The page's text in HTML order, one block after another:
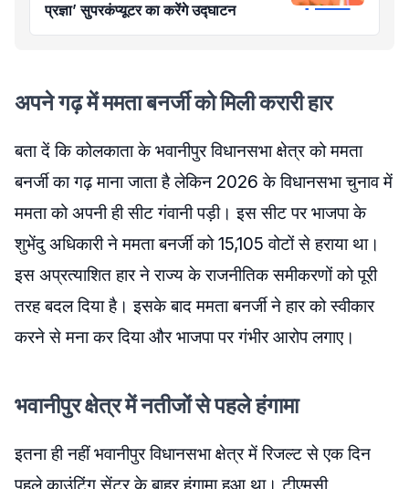
प्रज्ञा’ सुपरकंप्यूटर का करेंगे उद्घाटन
अपने गढ़ में ममता बनर्जी को मिली करारी हार
बता दें कि कोलकाता के भवानीपुर विधानसभा क्षेत्र को ममता
बनर्जी का गढ़ माना जाता है लेकिन 2026 के विधानसभा चुनाव में
ममता को अपनी ही सीट गंवानी पड़ी। इस सीट पर भाजपा के
शुभेंदु अधिकारी ने ममता बनर्जी को 15,105 वोटों से हराया था।
इस अप्रत्याशित हार ने राज्य के राजनीतिक समीकरणों को पूरी
तरह बदल दिया है। इसके बाद ममता बनर्जी ने हार को स्वीकार
करने से मना कर दिया और भाजपा पर गंभीर आरोप लगाए।
भवानीपुर क्षेत्र में नतीजों से पहले हंगामा
इतना ही नहीं भवानीपुर विधानसभा क्षेत्र में रिजल्ट से एक दिन